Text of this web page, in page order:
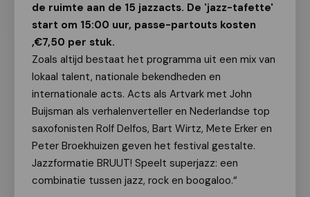
de ruimte aan de 15 jazzacts. De 'jazz-tafette'
start om 15:00 uur, passe-partouts kosten
‚€7,50 per stuk.
Zoals altijd bestaat het programma uit een mix van
lokaal talent, nationale bekendheden en
internationale acts. Acts als Artvark met John
Buijsman als verhalenverteller en Nederlandse top
saxofonisten Rolf Delfos, Bart Wirtz, Mete Erker en
Peter Broekhuizen geven het festival gestalte.
Jazzformatie BRUUT! Speelt superjazz: een
combinatie tussen jazz, rock en boogaloo.“